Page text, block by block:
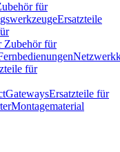
für
Ersatzteile
Zubehör für
für
GatewaysErsatzteile für
Montagematerial